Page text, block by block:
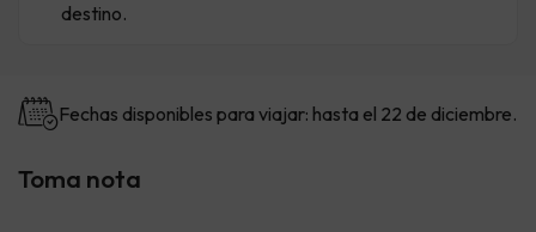
destino.
Fechas disponibles para viajar: hasta el 22 de diciembre.
Toma nota